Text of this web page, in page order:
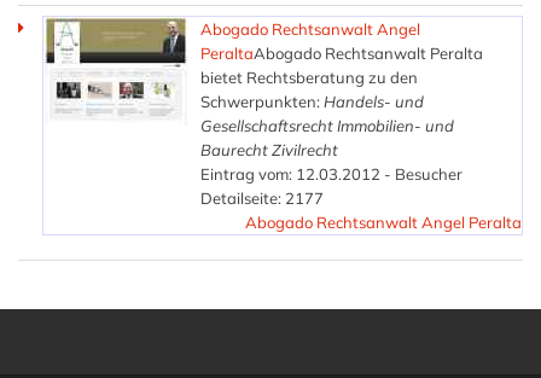
Abogado Rechtsanwalt Angel
PeraltaAbogado Rechtsanwalt Peralta
bietet Rechtsberatung zu den
Schwerpunkten: Handels- und
GesellschaftsrechtImmobilien- und
BaurechtZivilrecht
Eintrag vom: 12.03.2012 - Besucher
Detailseite: 2177
Abogado Rechtsanwalt Angel Peralta